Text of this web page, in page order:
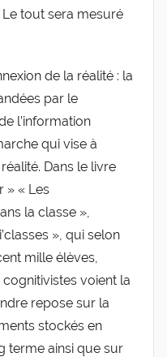
tout sera mesuré
de la réalité : la
par le
l’information
qui vise à
Dans le livre
» « Les
la classe »,
», qui selon
mille élèves,
voient la
repose sur la
stockés en
terme ainsi que sur